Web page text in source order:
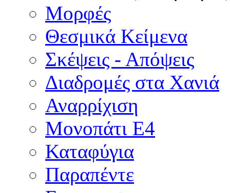
Μορφές
Θεσμικά Κείμενα
Σκέψεις - Απόψεις
Διαδρομές στα Χανιά
Αναρρίχιση
Μονοπάτι Ε4
Καταφύγια
Παραπέντε